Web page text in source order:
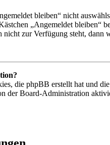
bleiben“ nicht
„Angemeldet
zur Verfügung steht,
die phpBB erstellt hat und
der Board-Administration